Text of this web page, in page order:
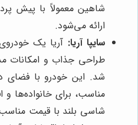
شاهین معمولاً با پیش
ارائه می‌شود.
سایپا آریا: آریا یک
طراحی جذاب و امکانات
شد. این خودرو با فضای
مناسب، برای خانواده‌ها
شاسی بلند با قیمت